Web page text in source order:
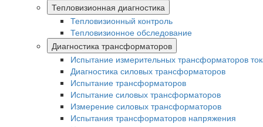
Тепловизионная диагностика
Тепловизионный контроль
Тепловизионное обследование
Диагностика трансформаторов
Испытание измерительных трансформаторов
Диагностика силовых трансформаторов
Испытание трансформаторов
Испытание силовых трансформаторов
Измерение силовых трансформаторов
Испытания трансформаторов напряжения